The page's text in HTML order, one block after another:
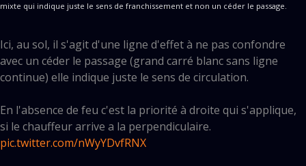
mixte qui indique juste le sens de franchissement et non un céder le passage.
Ici, au sol, il s'agit d'une ligne d'effet à ne pas confondre
avec un céder le passage (grand carré blanc sans ligne
continue) elle indique juste le sens de circulation.
En l'absence de feu c'est la priorité à droite qui s'applique,
si le chauffeur arrive a la perpendiculaire.
pic.twitter.com/nWyYDvfRNX